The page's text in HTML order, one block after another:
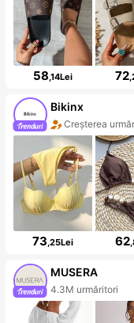
58,14Lei 72
Bikinx
Creșterea
73,25Lei 62
MUSERA
4.3M urmăritori